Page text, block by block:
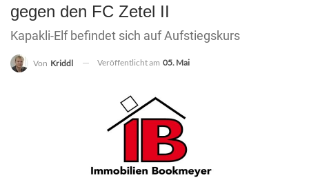
gegen den FC Zetel II
Kapakli-Elf befindet sich auf Aufstiegskurs
Von Kriddl Veröffentlicht am 05. Mai